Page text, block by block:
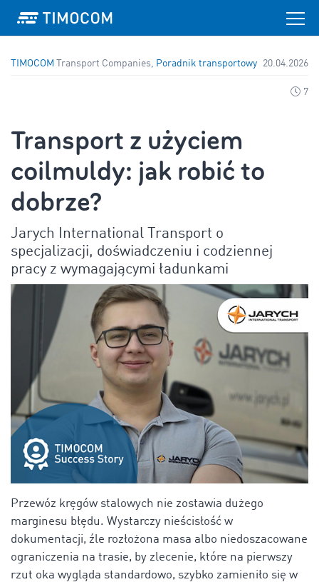
TIMOCOM Transport Companies, Poradnik transportowy 20.04.2026
7
Transport z użyciem
coilmuldy: jak robić to
dobrze?
Jarych International Transport o
specjalizacji, doświadczeniu i codziennej
pracy z wymagającymi ładunkami
Przewóz kręgów stalowych nie zostawia dużego
marginesu błędu. Wystarczy nieścisłość w
dokumentacji, źle rozłożona masa albo niedoszacowane
ograniczenia na trasie, by zlecenie, które na pierwszy
rzut oka wygląda standardowo, szybko zamieniło się w